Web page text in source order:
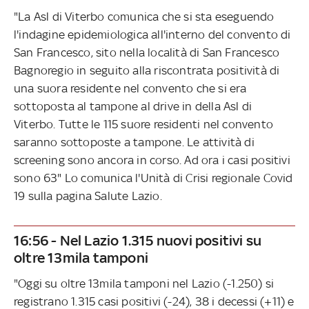
"La Asl di Viterbo comunica che si sta eseguendo
l'indagine epidemiologica all'interno del convento di
San Francesco, sito nella località di San Francesco
Bagnoregio in seguito alla riscontrata positività di
una suora residente nel convento che si era
sottoposta al tampone al drive in della Asl di
Viterbo. Tutte le 115 suore residenti nel convento
saranno sottoposte a tampone. Le attività di
screening sono ancora in corso. Ad ora i casi positivi
sono 63" Lo comunica l'Unità di Crisi regionale Covid
19 sulla pagina Salute Lazio.
16:56 - Nel Lazio 1.315 nuovi positivi su
oltre 13mila tamponi
"Oggi su oltre 13mila tamponi nel Lazio (-1.250) si
registrano 1.315 casi positivi (-24), 38 i decessi (+11) e